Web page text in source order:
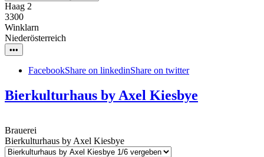
Haag 2
3300
Winklarn
Niederösterreich
•••
FacebookShare on linkedinShare on twitter
Bierkulturhaus by Axel Kiesbye
Brauerei
Bierkulturhaus by Axel Kiesbye